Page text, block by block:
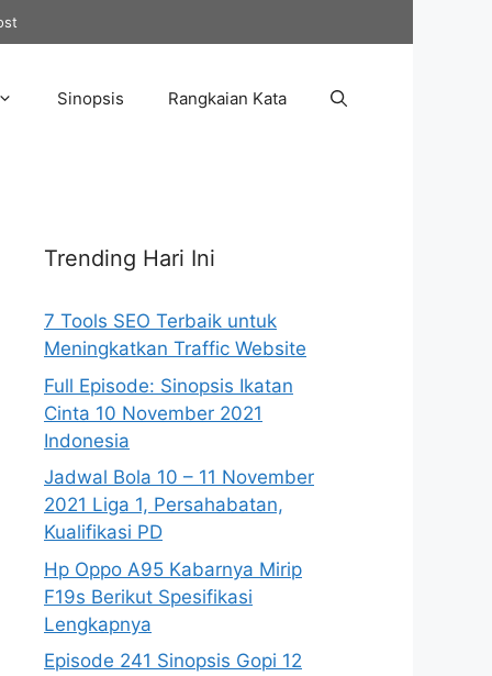
Sinopsis Rangkaian Kata
Trending Hari Ini
7 Tools SEO Terbaik untuk
Meningkatkan Traffic Website
Full Episode: Sinopsis Ikatan
Cinta 10 November 2021
Indonesia
Jadwal Bola 10 – 11 November
2021 Liga 1, Persahabatan,
Kualifikasi PD
Hp Oppo A95 Kabarnya Mirip
F19s Berikut Spesifikasi
Lengkapnya
Episode 241 Sinopsis Gopi 12